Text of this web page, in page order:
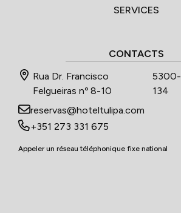
SERVICES
CONTACTS
Rua Dr. Francisco
Felgueiras nº 8-10
5300-
134
reservas@hoteltulipa.com
+351 273 331 675
Appeler un réseau téléphonique fixe national